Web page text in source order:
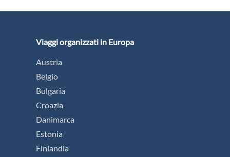
Viaggi organizzati in Europa
Austria
Belgio
Bulgaria
Croazia
Danimarca
Estonia
Finlandia